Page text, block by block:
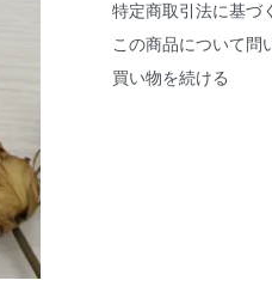
特定商取引法に基づ
この商品について問
買い物を続ける